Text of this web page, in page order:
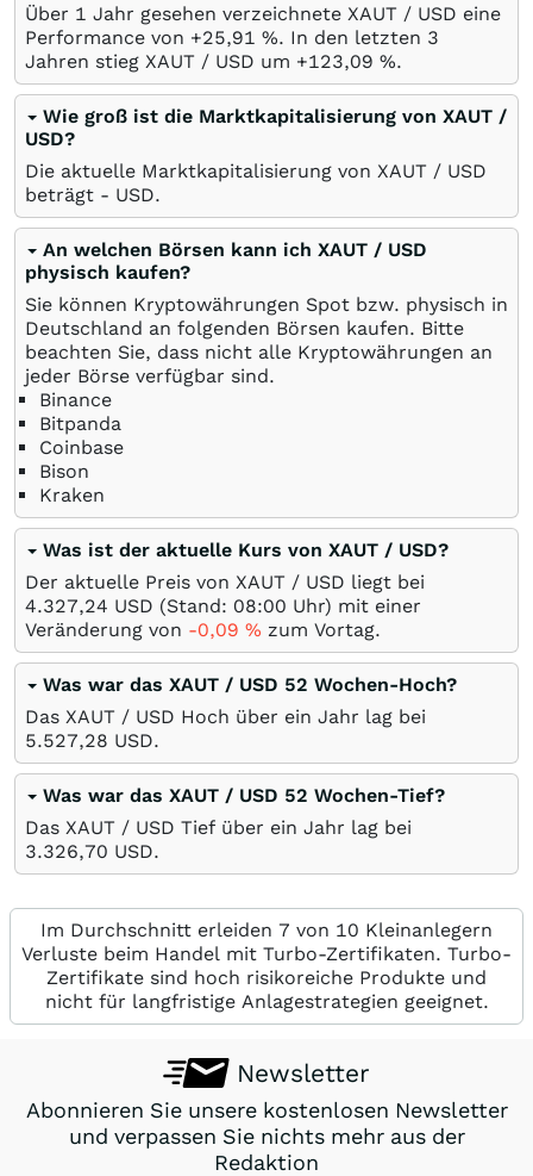
Über 1 Jahr gesehen verzeichnete XAUT / USD eine
Performance von +25,91 %. In den letzten 3
Jahren stieg XAUT / USD um +123,09 %.
Wie groß ist die Marktkapitalisierung von XAUT /
USD?
Die aktuelle Marktkapitalisierung von XAUT / USD
beträgt - USD.
An welchen Börsen kann ich XAUT / USD
physisch kaufen?
Sie können Kryptowährungen Spot bzw. physisch in
Deutschland an folgenden Börsen kaufen. Bitte
beachten Sie, dass nicht alle Kryptowährungen an
jeder Börse verfügbar sind.
Binance
Bitpanda
Coinbase
Bison
Kraken
Was ist der aktuelle Kurs von XAUT / USD?
Der aktuelle Preis von XAUT / USD liegt bei
4.327,24 USD (Stand: 08:00 Uhr) mit einer
Veränderung von -0,09 % zum Vortag.
Was war das XAUT / USD 52 Wochen-Hoch?
Das XAUT / USD Hoch über ein Jahr lag bei
5.527,28 USD.
Was war das XAUT / USD 52 Wochen-Tief?
Das XAUT / USD Tief über ein Jahr lag bei
3.326,70 USD.
Im Durchschnitt erleiden 7 von 10 Kleinanlegern
Verluste beim Handel mit Turbo-Zertifikaten. Turbo-
Zertifikate sind hoch risikoreiche Produkte und
nicht für langfristige Anlagestrategien geeignet.
Newsletter
Abonnieren Sie unsere kostenlosen Newsletter
und verpassen Sie nichts mehr aus der
Redaktion